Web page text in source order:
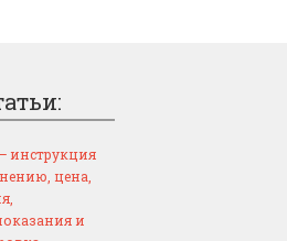
инструкция
цена,
и